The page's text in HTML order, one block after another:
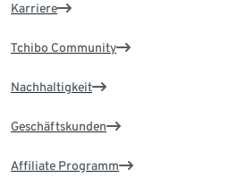
Karriere
Tchibo Community
Nachhaltigkeit
Geschäftskunden
Affiliate Programm